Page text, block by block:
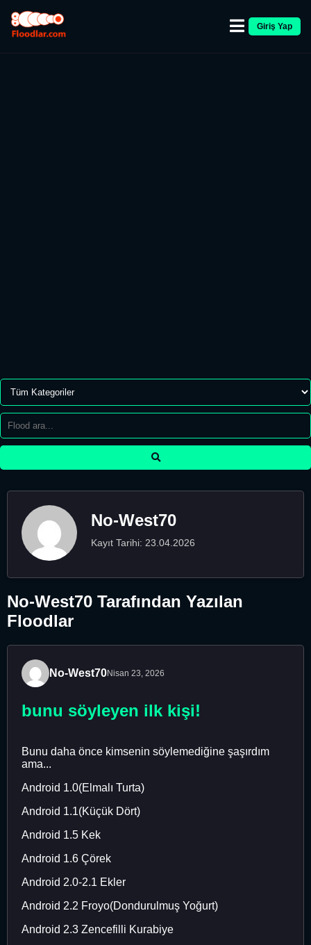
Giriş Yap
No-West70
Kayıt Tarihi: 23.04.2026
No-West70 Tarafından Yazılan
Floodlar
No-West70Nisan 23, 2026
bunu söyleyen ilk kişi!
Bunu daha önce kimsenin söylemediğine şaşırdım
ama...
Android 1.0(Elmalı Turta)
Android 1.1(Küçük Dört)
Android 1.5 Kek
Android 1.6 Çörek
Android 2.0-2.1 Ekler
Android 2.2 Froyo(Dondurulmuş Yoğurt)
Android 2.3 Zencefilli Kurabiye